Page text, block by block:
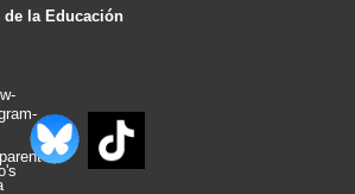
de la Educación